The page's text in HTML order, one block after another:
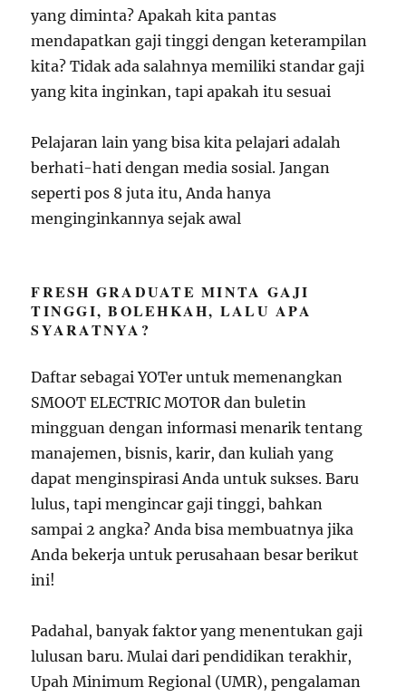
yang diminta? Apakah kita pantas
mendapatkan gaji tinggi dengan keterampilan
kita? Tidak ada salahnya memiliki standar gaji
yang kita inginkan, tapi apakah itu sesuai
Pelajaran lain yang bisa kita pelajari adalah
berhati-hati dengan media sosial. Jangan
seperti pos 8 juta itu, Anda hanya
menginginkannya sejak awal
FRESH GRADUATE MINTA GAJI
TINGGI, BOLEHKAH, LALU APA
SYARATNYA?
Daftar sebagai YOTer untuk memenangkan
SMOOT ELECTRIC MOTOR dan buletin
mingguan dengan informasi menarik tentang
manajemen, bisnis, karir, dan kuliah yang
dapat menginspirasi Anda untuk sukses. Baru
lulus, tapi mengincar gaji tinggi, bahkan
sampai 2 angka? Anda bisa membuatnya jika
Anda bekerja untuk perusahaan besar berikut
ini!
Padahal, banyak faktor yang menentukan gaji
lulusan baru. Mulai dari pendidikan terakhir,
Upah Minimum Regional (UMR), pengalaman